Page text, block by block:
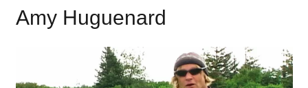
Amy Huguenard